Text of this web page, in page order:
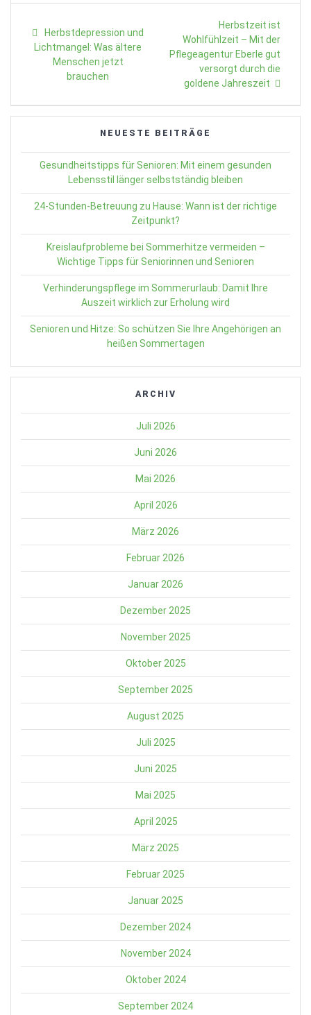
Previous
post:
Herbstdepression und
Lichtmangel: Was ältere
Menschen jetzt
brauchen
Next
post:
Herbstzeit ist
Wohlfühlzeit – Mit der
Pflegeagentur Eberle gut
versorgt durch die
goldene Jahreszeit
NEUESTE BEITRÄGE
Gesundheitstipps für Senioren: Mit einem gesunden
Lebensstil länger selbstständig bleiben
24-Stunden-Betreuung zu Hause: Wann ist der richtige
Zeitpunkt?
Kreislaufprobleme bei Sommerhitze vermeiden –
Wichtige Tipps für Seniorinnen und Senioren
Verhinderungspflege im Sommerurlaub: Damit Ihre
Auszeit wirklich zur Erholung wird
Senioren und Hitze: So schützen Sie Ihre Angehörigen an
heißen Sommertagen
ARCHIV
Juli 2026
Juni 2026
Mai 2026
April 2026
März 2026
Februar 2026
Januar 2026
Dezember 2025
November 2025
Oktober 2025
September 2025
August 2025
Juli 2025
Juni 2025
Mai 2025
April 2025
März 2025
Februar 2025
Januar 2025
Dezember 2024
November 2024
Oktober 2024
September 2024